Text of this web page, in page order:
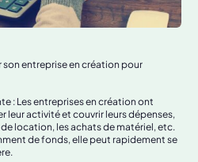
entreprise en création pour
: Les entreprises en création ont
leur activité et couvrir leurs dépenses,
location, les achats de matériel, etc.
de fonds, elle peut rapidement se